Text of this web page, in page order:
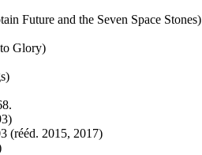
Future and the Seven Space Stones)
Glory)
(rééd. 2015, 2017)